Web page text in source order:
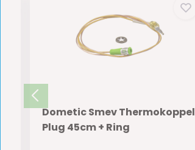
Dometic Smev Thermokoppel
Plug 45cm + Ring